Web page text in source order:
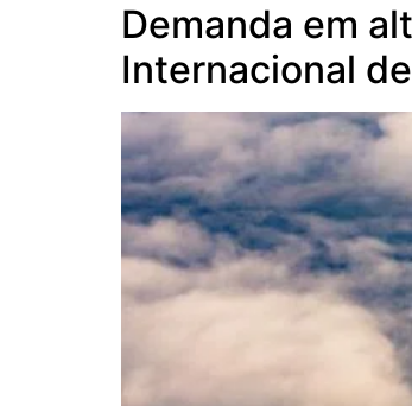
Demanda em
Internacional